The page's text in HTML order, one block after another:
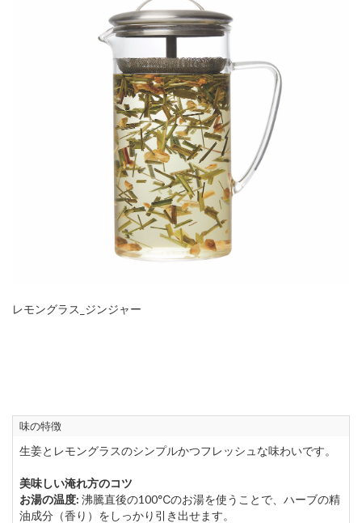
レモングラス_ジンジャー
味の特徴
生姜とレモングラスのシンプルかつフレッシュな味わいです。
美味しい淹れ方のコツ
お湯の温度: 沸騰直後の100℃のお湯を使うことで、ハーブの精
油成分（香り）をしっかり引き出せます。